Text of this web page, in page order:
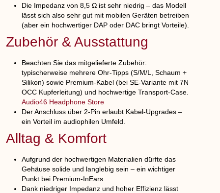
Die Impedanz von 8,5 Ω ist sehr niedrig – das Modell
lässt sich also sehr gut mit mobilen Geräten betreiben
(aber ein hochwertiger DAP oder DAC bringt Vorteile).
Zubehör & Ausstattung
Beachten Sie das mitgelieferte Zubehör:
typischerweise mehrere Ohr-Tipps (S/M/L, Schaum +
Silikon) sowie Premium-Kabel (bei SE-Variante mit 7N
OCC Kupferleitung) und hochwertige Transport-Case.
Audio46 Headphone Store
Der Anschluss über 2-Pin erlaubt Kabel-Upgrades –
ein Vorteil im audiophilen Umfeld.
Alltag & Komfort
Aufgrund der hochwertigen Materialien dürfte das
Gehäuse solide und langlebig sein – ein wichtiger
Punkt bei Premium-InEars.
Dank niedriger Impedanz und hoher Effizienz lässt